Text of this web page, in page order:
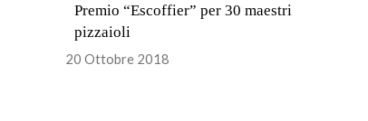
Premio “Escoffier” per 30 maestri
pizzaioli
20 Ottobre 2018